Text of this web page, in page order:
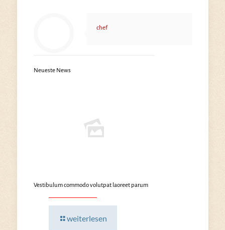
chef
Neueste News
Vestibulum commodo volutpat laoreet parum
weiterlesen